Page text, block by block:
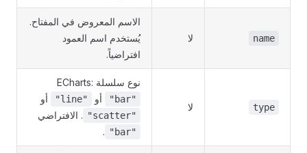
name لا
الاسم المعروض في المفتاح.
يُستخدم اسم العمود
افتراضياً.
type لا
نوع سلسلة ECharts:
"bar" أو "line" أو
"scatter" . الافتراضي
"bar"
.